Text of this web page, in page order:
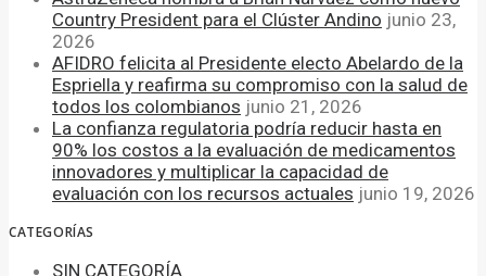
Country President para el Clúster Andino junio 23,
2026
AFIDRO felicita al Presidente electo Abelardo de la
Espriella y reafirma su compromiso con la salud de
todos los colombianos junio 21, 2026
La confianza regulatoria podría reducir hasta en
90% los costos a la evaluación de medicamentos
innovadores y multiplicar la capacidad de
evaluación con los recursos actuales junio 19, 2026
CATEGORÍAS
SIN CATEGORÍA